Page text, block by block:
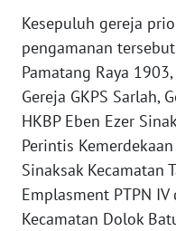
Kesepuluh gereja
pengamanan
Pamatang Raya
Gereja GKPS Sarlah,
HKBP Eben Ezer
Perintis
Sinaksak Kecamatan
Emplasment PTPN
Kecamatan Dolok
WN
SULTRA
WN
NTB
WN